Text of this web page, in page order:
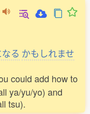
なる かもしれませ
could add how to
ya/yu/yo) and
tsu).